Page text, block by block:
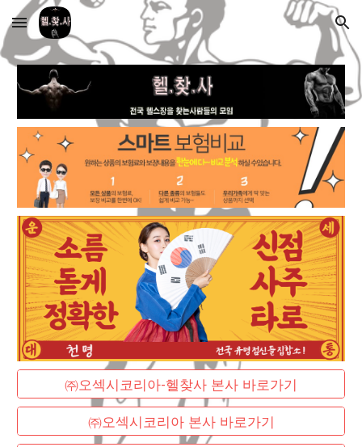
Skip to main content Skip to navigation
㈜오섹시코리아-헬찾사 본사 바로가기
㈜오섹시코리아 본사 바로가기